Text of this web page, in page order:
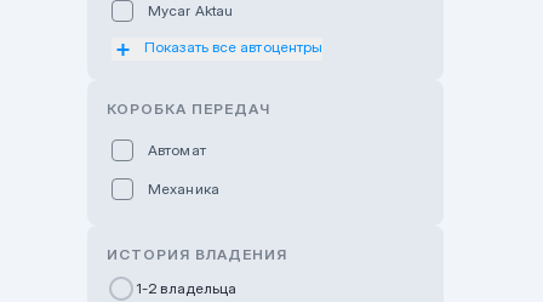
Mycar Aktau
Mycar Uralsk
GWM Nurly Zhol
Показать все автоцентры
КОРОБКА ПЕРЕДАЧ
Автомат
Механика
ИСТОРИЯ ВЛАДЕНИЯ
1-2 владельца